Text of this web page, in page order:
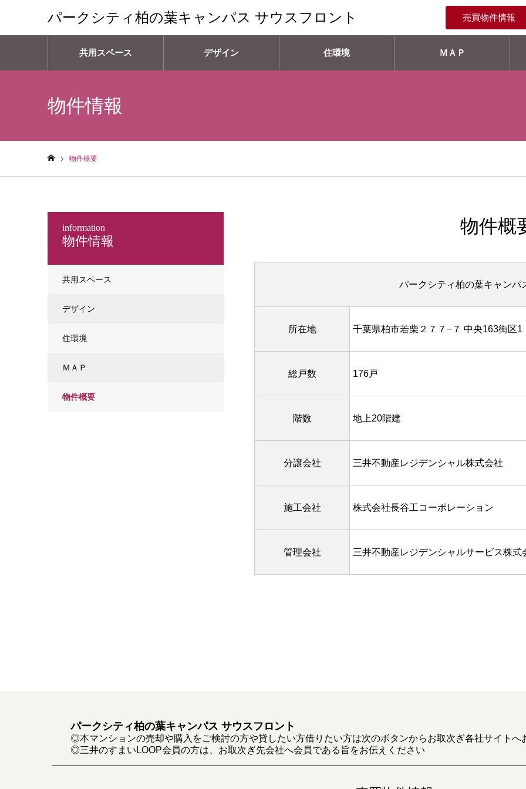
パークシティ柏の葉キャンパス サウスフロント 売買物件情報
共用スペース デザイン 住環境 ＭＡＰ
物件情報
物件概要
物件概
パークシティ柏の葉キャンパ
所在地 千葉県柏市若柴２７７−７ 中央163街区1
総戸数 176戸
階数 地上20階建
分譲会社 三井不動産レジデンシャル株式会社
施工会社 株式会社長谷工コーポレーション
管理会社 三井不動産レジデンシャルサービス株式
物件情報
information
共用スペース
デザイン
住環境
ＭＡＰ
物件概要
パークシティ柏の葉キャンパス サウスフロント
◎本マンションの売却や購入をご検討の方や貸したい方借りたい方は次のボタンからお取次ぎ各社サイトへ
◎三井のすまいLOOP会員の方は、お取次ぎ先会社へ会員である旨をお伝えください